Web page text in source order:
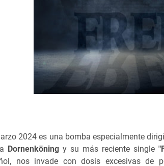
2024 es una bomba especialmente
Dornenköning y su más reciente single
nos invade con dosis excesivas de